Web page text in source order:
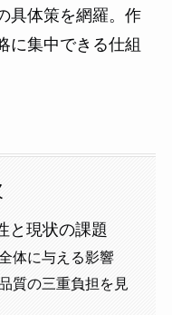
具体策を網羅。作
に集中できる仕組
と現状の課題
体に与える影響
質の三重負担を見